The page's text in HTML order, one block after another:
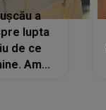
a
lupta
de ce
Am